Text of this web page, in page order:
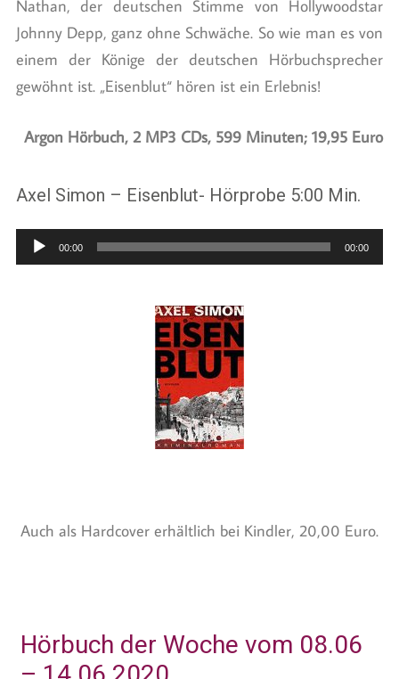
Nathan, der deutschen Stimme von Hollywoodstar
Johnny Depp, ganz ohne Schwäche. So wie man es von
einem der Könige der deutschen Hörbuchsprecher
gewöhnt ist. „Eisenblut“ hören ist ein Erlebnis!
Argon Hörbuch, 2 MP3 CDs, 599 Minuten; 19,95 Euro
Axel Simon – Eisenblut- Hörprobe 5:00 Min.
Audio-
Player
00:00 00:00
Auch als Hardcover erhältlich bei Kindler, 20,00 Euro.
Hörbuch der Woche vom 08.06